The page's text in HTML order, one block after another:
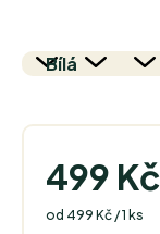
499 Kč
Měrná cena:
od 499 Kč / 1 ks